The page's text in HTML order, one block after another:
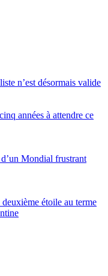
n’est désormais valide
années à attendre ce
Mondial frustrant
étoile au terme